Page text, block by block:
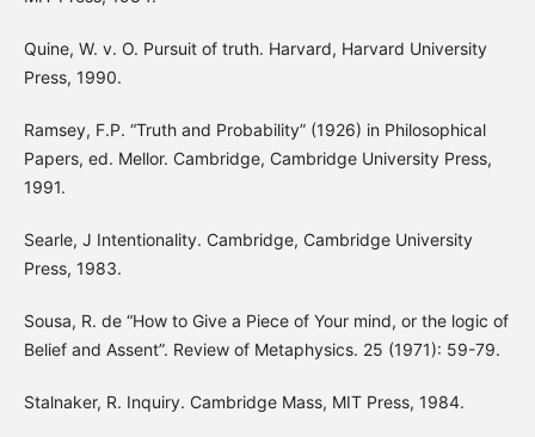
Quine, W. v. O. Pursuit of truth. Harvard, Harvard University
Press, 1990.
Ramsey, F.P. “Truth and Probability” (1926) in Philosophical
Papers, ed. Mellor. Cambridge, Cambridge University Press,
1991.
Searle, J Intentionality. Cambridge, Cambridge University
Press, 1983.
Sousa, R. de “How to Give a Piece of Your mind, or the logic of
Belief and Assent”. Review of Metaphysics. 25 (1971): 59-79.
Stalnaker, R. Inquiry. Cambridge Mass, MIT Press, 1984.